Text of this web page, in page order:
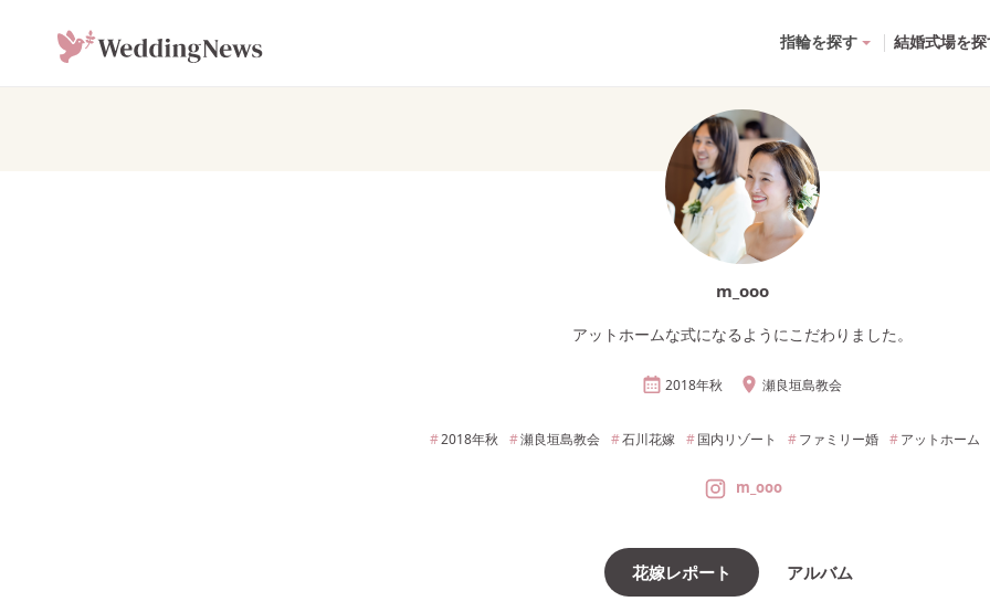
指輪を探す 結婚式場を
m_ooo
アットホームな式になるようにこだわりました。
2018年秋 瀬良垣島教会
2018年秋 瀬良垣島教会 石川花嫁 国内リゾート ファミリー婚 アットホーム
m_ooo
花嫁レポート アルバム